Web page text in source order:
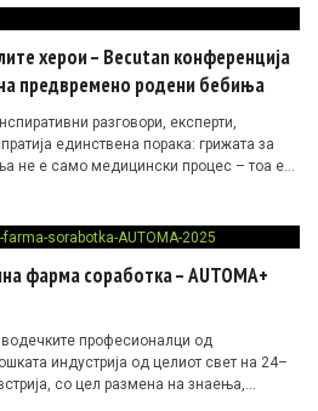
херои – Becutan конференција
предвремено родени бебиња
разговори, експерти,
единствена порака: грижата за
не е само медицински процес – тоа е
фарма соработка – AUTOMA+
професионалци од
индустрија од целиот свет на 24–
со цел размена на знаења,